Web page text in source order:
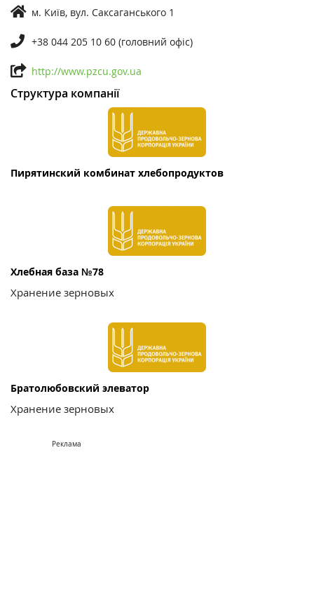
м. Київ, вул. Саксаганського 1
+38 044 205 10 60 (головний офіс)
http://www.pzcu.gov.ua
Структура компанії
Пирятинский комбинат хлебопродуктов
Хлебная база №78
Хранение зерновых
Братолюбовский элеватор
Хранение зерновых
Реклама